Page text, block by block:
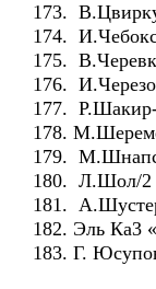
173.
174.
175.
176.
177.
178.
179.
180. Л.Шол/2
181.
182. Эль Ка3
183. Г.